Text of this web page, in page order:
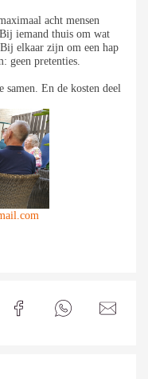
acht mensen
iemand thuis om wat
elkaar zijn om een hap
geen pretenties.
samen. En de kosten deel